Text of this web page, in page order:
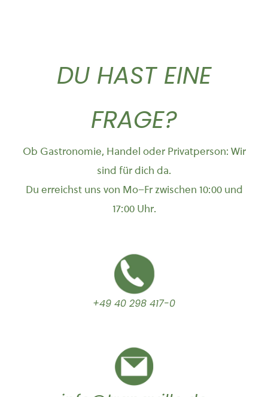
DU HAST EINE
FRAGE?
Ob Gastronomie, Handel oder Privatperson: Wir
sind für dich da.
Du erreichst uns von Mo–Fr zwischen 10:00 und
17:00 Uhr.
+49 40 298 417-0